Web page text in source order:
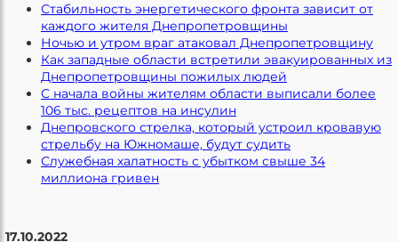
Стабильность энергетического фронта зависит от
каждого жителя Днепропетровщины
Ночью и утром враг атаковал Днепропетровщину
Как западные области встретили эвакуированных из
Днепропетровщины пожилых людей
С начала войны жителям области выписали более
106 тыс. рецептов на инсулин
Днепровского стрелка, который устроил кровавую
стрельбу на Южномаше, будут судить
Служебная халатность с убытком свыше 34
миллиона гривен
17.10.2022